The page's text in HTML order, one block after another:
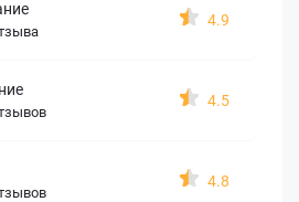
4.9
4.5
4.8